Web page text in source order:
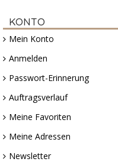
KONTO
Mein Konto
Anmelden
Passwort-Erinnerung
Auftragsverlauf
Meine Favoriten
Meine Adressen
Newsletter